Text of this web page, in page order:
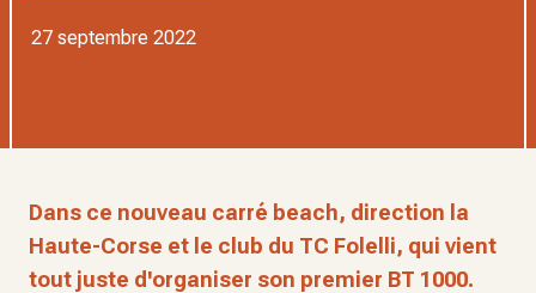
27 septembre 2022
Dans ce nouveau carré beach, direction la
Haute-Corse et le club du TC Folelli, qui vient
tout juste d'organiser son premier BT 1000.